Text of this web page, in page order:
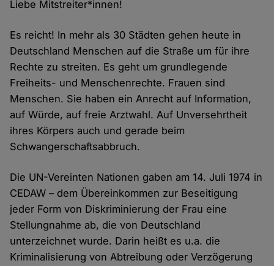
Liebe Mitstreiter*innen!
Es reicht! In mehr als 30 Städten gehen heute in
Deutschland Menschen auf die Straße um für ihre
Rechte zu streiten. Es geht um grundlegende
Freiheits- und Menschenrechte. Frauen sind
Menschen. Sie haben ein Anrecht auf Information,
auf Würde, auf freie Arztwahl. Auf Unversehrtheit
ihres Körpers auch und gerade beim
Schwangerschaftsabbruch.
Die UN-Vereinten Nationen gaben am 14. Juli 1974 in
CEDAW – dem Übereinkommen zur Beseitigung
jeder Form von Diskriminierung der Frau eine
Stellungnahme ab, die von Deutschland
unterzeichnet wurde. Darin heißt es u.a. die
Kriminalisierung von Abtreibung oder Verzögerung